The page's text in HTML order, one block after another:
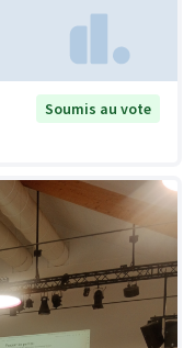
Soumis au vote